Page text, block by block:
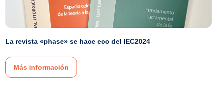
La revista «phase» se hace eco del IEC2024
Más información